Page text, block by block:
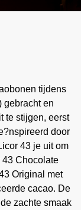
tijdens
gebracht en
te stijgen, eerst
door
43 je uit om
43 Chocolate
Original met
cacao. De
zachte smaak